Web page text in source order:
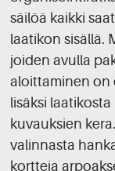
säilöä kaikki
laatikon sisällä.
joiden avulla
aloittaminen on
lisäksi
kuvauksien
valinnasta
kortteja